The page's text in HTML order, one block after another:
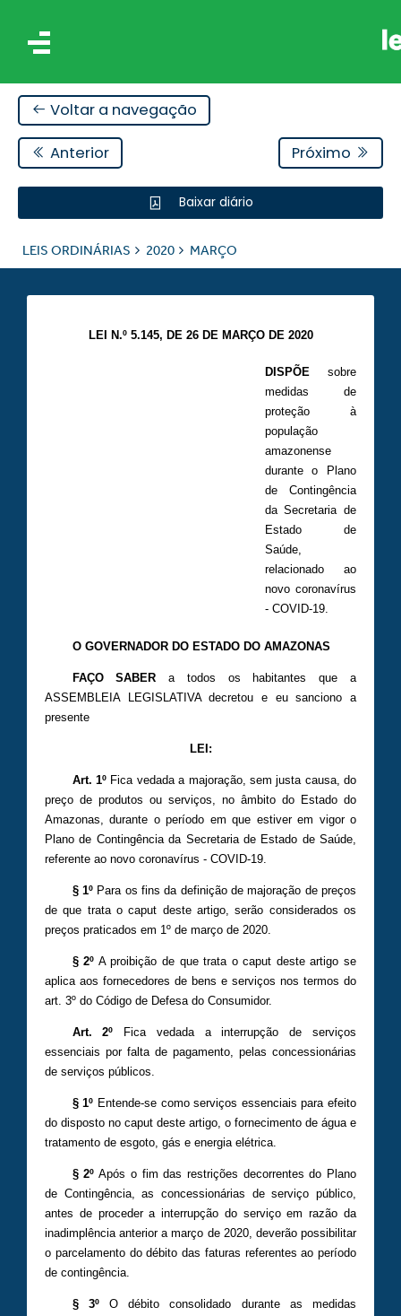
Voltar a navegação
Anterior Próximo
Baixar diário
LEIS ORDINÁRIAS 2020 MARÇO
LEI N.º 5.145, DE 26 DE MARÇO DE 2020
DISPÕE
sobre
medidas de
proteção à
população
amazonense
durante o Plano
de Contingência
da Secretaria de
Estado de
Saúde,
relacionado ao
novo coronavírus
- COVID-19.
O GOVERNADOR DO ESTADO DO AMAZONAS
FAÇO SABERa todos os habitantes que a
ASSEMBLEIA LEGISLATIVA decretou e eu sanciono a
presente
LEI:
Art. 1º Fica vedada a majoração, sem justa causa, do
preço de produtos ou serviços, no âmbito do Estado do
Amazonas, durante o período em que estiver em vigor o
Plano de Contingência da Secretaria de Estado de Saúde,
referente ao novo coronavírus - COVID-19.
§ 1º Para os fins da definição de majoração de preços
de que trata o caput deste artigo, serão considerados os
preços praticados em 1º de março de 2020.
§ 2º A proibição de que trata o caput deste artigo se
aplica aos fornecedores de bens e serviços nos termos do
art. 3º do Código de Defesa do Consumidor.
Art. 2º Fica vedada a interrupção de serviços
essenciais por falta de pagamento, pelas concessionárias
de serviços públicos.
§ 1º Entende-se como serviços essenciais para efeito
do disposto no caput deste artigo, o fornecimento de água e
tratamento de esgoto, gás e energia elétrica.
§ 2º Após o fim das restrições decorrentes do Plano
de Contingência, as concessionárias de serviço público,
antes de proceder a interrupção do serviço em razão da
inadimplência anterior a março de 2020, deverão possibilitar
o parcelamento do débito das faturas referentes ao período
de contingência.
§ 3ºO débito consolidado durante as medidas